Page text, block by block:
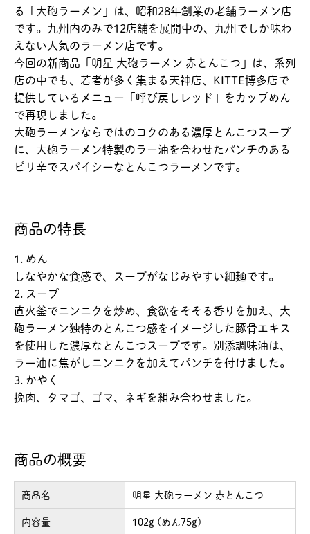
る「大砲ラーメン」は、昭和28年創業の老舗ラーメン店
です。九州内のみで12店舗を展開中の、九州でしか味わ
えない人気のラーメン店です。
今回の新商品「明星 大砲ラーメン 赤とんこつ」は、系列
店の中でも、若者が多く集まる天神店、KITTE博多店で
提供しているメニュー「呼び戻しレッド」をカップめん
で再現しました。
大砲ラーメンならではのコクのある濃厚とんこつスープ
に、大砲ラーメン特製のラー油を合わせたパンチのある
ピリ辛でスパイシーなとんこつラーメンです。
商品の特長
1. めん
しなやかな食感で、スープがなじみやすい細麺です。
2. スープ
直火釜でニンニクを炒め、食欲をそそる香りを加え、大
砲ラーメン独特のとんこつ感をイメージした豚骨エキス
を使用した濃厚なとんこつスープです。別添調味油は、
ラー油に焦がしニンニクを加えてパンチを付けました。
3. かやく
挽肉、タマゴ、ゴマ、ネギを組み合わせました。
商品の概要
商品名 明星 大砲ラーメン 赤とんこつ
内容量 102g (めん75g)